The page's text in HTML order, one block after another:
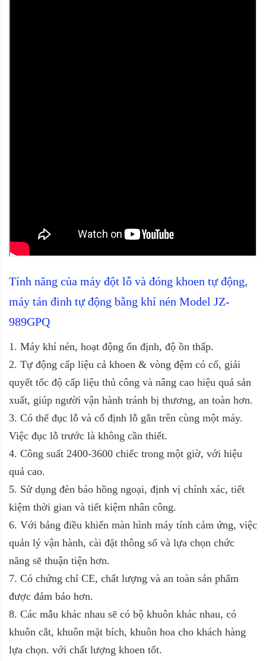
Tính năng của máy đột lỗ và đóng khoen tự động,
máy tán đinh tự động bằng khí nén Model JZ-
989GPQ
1. Máy khí nén, hoạt động ổn định, độ ồn thấp.
2. Tự động cấp liệu cả khoen & vòng đệm có cổ, giải
quyết tốc độ cấp liệu thủ công và nâng cao hiệu quả sản
xuất, giúp người vận hành tránh bị thương, an toàn hơn.
3. Có thể đục lỗ và cố định lỗ gắn trên cùng một máy.
Việc đục lỗ trước là không cần thiết.
4. Công suất 2400-3600 chiếc trong một giờ, với hiệu
quả cao.
5. Sử dụng đèn báo hồng ngoại, định vị chính xác, tiết
kiệm thời gian và tiết kiệm nhân công.
6. Với bảng điều khiển màn hình máy tính cảm ứng, việc
quản lý vận hành, cài đặt thông số và lựa chọn chức
năng sẽ thuận tiện hơn.
7. Có chứng chỉ CE, chất lượng và an toàn sản phẩm
được đảm bảo hơn.
8. Các mẫu khác nhau sẽ có bộ khuôn khác nhau, có
khuôn cắt, khuôn mặt bích, khuôn hoa cho khách hàng
lựa chọn. với chất lượng khoen tốt.